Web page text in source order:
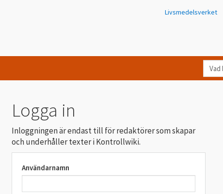
Livsmedelsverket
Vad
letar
Logga in
Inloggningen är endast till för redaktörer som skapar
och underhåller texter i Kontrollwiki.
Användarnamn